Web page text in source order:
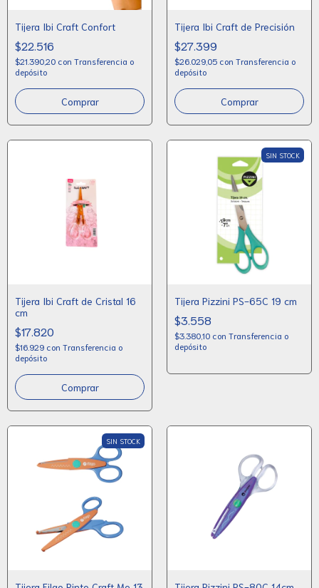
Tijera Ibi Craft Confort
$22.516
$21.390,20 con Transferencia o
depósito
Tijera Ibi Craft de Precisión
$27.399
$26.029,05 con Transferencia o
depósito
Tijera Ibi Craft de Cristal 16
cm
$17.820
$16.929 con Transferencia o
depósito
SIN STOCK
Tijera Pizzini PS-65C 19 cm
$3.558
$3.380,10 con Transferencia o
depósito
SIN STOCK